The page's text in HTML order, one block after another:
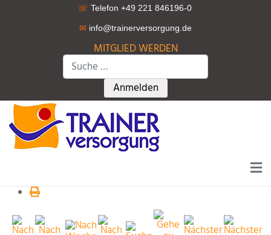
☏ Telefon +49 221 846196-0
✉ info@trainerversorgung.de
MITGLIED WERDEN
Suchen
Type 2 or more characters for
Anmelden